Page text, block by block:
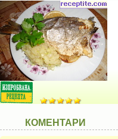
КОМЕНТАРИ